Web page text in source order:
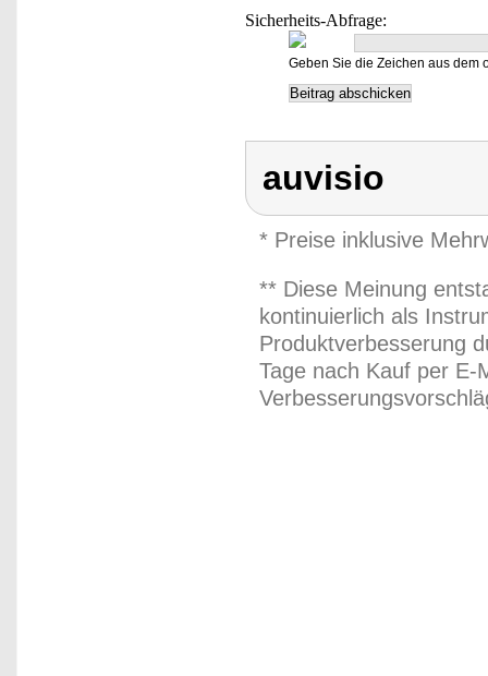
Sicherheits-Abfrage:
Geben Sie die Zeichen aus dem
auvisio
* Preise inklusive
** Diese Meinung
kontinuierlich als
Produktverbesserung
Tage nach Kauf per E-